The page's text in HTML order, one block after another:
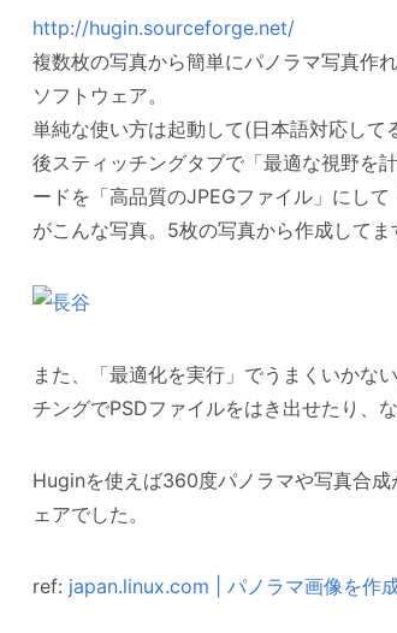
http://hugin.sourceforge.net/
複数枚の写真から簡単にパノラマ写真作
ソフトウェア。
単純な使い方は起動して(日本語対応し
後スティッチングタブで「最適な視野を
ードを「高品質のJPEGファイル」にし
がこんな写真。5枚の写真から作成してま
また、「最適化を実行」でうまくいかな
チングでPSDファイルをはき出せたり、
Huginを使えば360度パノラマや写真合
ェアでした。
ref: japan.linux.com | パノラマ画像を作